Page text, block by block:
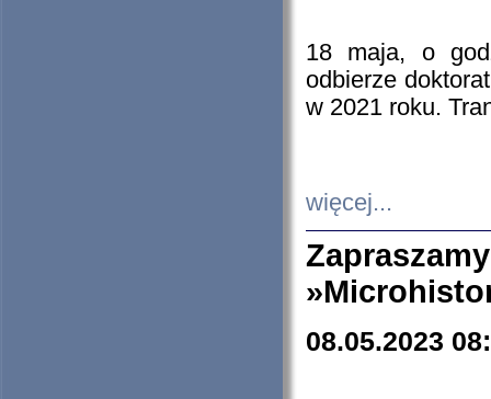
18 maja, o
odbierze
w 2021 roku.
więcej...
08.05.2023